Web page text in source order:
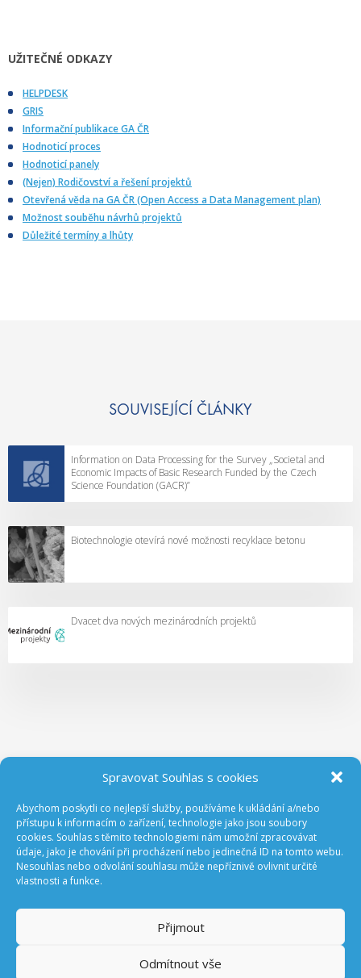
Spravovat Souhlas s cookies
Abychom poskytli co nejlepší služby, používáme k ukládání a/nebo
přístupu k informacím o zařízení, technologie jako jsou soubory
cookies. Souhlas s těmito technologiemi nám umožní zpracovávat
údaje, jako je chování při procházení nebo jedinečná ID na tomto webu.
Nesouhlas nebo odvolání souhlasu může nepříznivě ovlivnit určité
vlastnosti a funkce.
Přijmout
Odmítnout vše
UŽITEČNÉ ODKAZY
HELPDESK
GRIS
Informační publikace GA ČR
Hodnoticí proces
Hodnoticí panely
(Nejen) Rodičovství a řešení projektů
Otevřená věda na GA ČR (Open Access a Data Management plan)
Možnost souběhu návrhů projektů
Důležité termíny a lhůty
SOUVISEJÍCÍ ČLÁNKY
Information on Data Processing for the Survey „Societal and
Economic Impacts of Basic Research Funded by the Czech
Science Foundation (GACR)”
Biotechnologie otevírá nové možnosti recyklace betonu
Dvacet dva nových mezinárodních projektů
ODEBÍREJTE NOVINKY Z GA ČR